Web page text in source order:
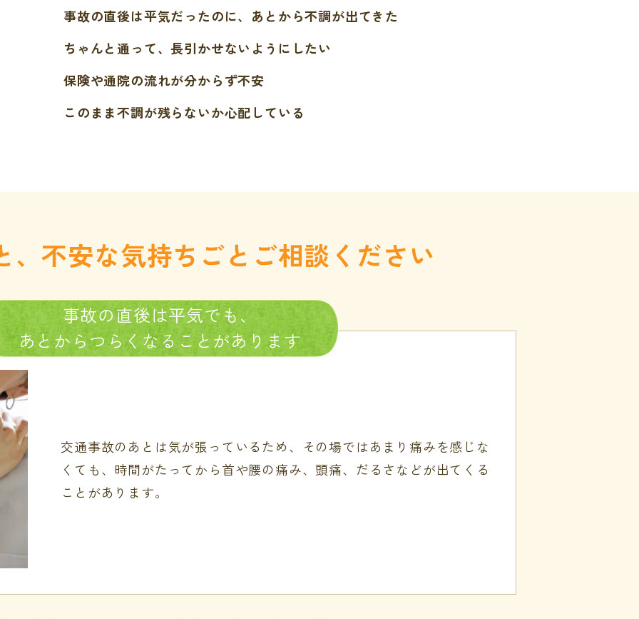
事故の直後は平気だったのに、あとから不調が出てきた
ちゃんと通って、長引かせないようにしたい
保険や通院の流れが分からず不安
このまま不調が残らないか心配している
、不安な気持ちごとご相談ください
事故の直後は平気でも、
あとからつらくなる ことがあります
交通事故のあとは気が張っているため、その場ではあまり痛みを感じな
くても、時間がたってから首や腰の痛み、頭痛、だるさなどが出てくる
ことがあります。